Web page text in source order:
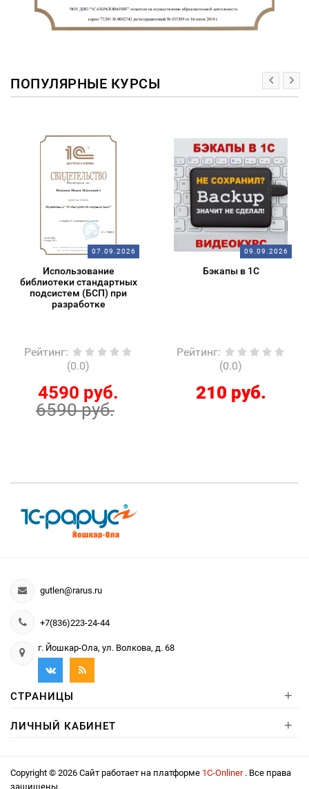
ПОПУЛЯРНЫЕ КУРСЫ
07.09.2026
Использование
библиотеки стандартных
подсистем (БСП) при
разработке
Рейтинг:
(0.0)
4590 руб.
6590 руб.
09.09.2026
Бэкапы в 1С
Рейтинг:
(0.0)
210 руб.
gutlen@rarus.ru
+7(836)223-24-44
г. Йошкар-Ола, ул. Волкова, д. 68
СТРАНИЦЫ +
ЛИЧНЫЙ КАБИНЕТ +
Copyright © 2026 Сайт работает на платформе 1С-Onliner . Все права
защищены.